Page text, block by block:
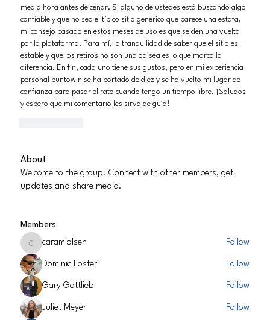
media hora antes de cenar. Si alguno de ustedes está buscando algo
confiable y que no sea el típico sitio genérico que parece una estafa,
mi consejo basado en estos meses de uso es que se den una vuelta
por la plataforma. Para mí, la tranquilidad de saber que el sitio es
estable y que los retiros no son una odisea es lo que marca la
diferencia. En fin, cada uno tiene sus gustos, pero en mi experiencia
personal puntowin se ha portado de diez y se ha vuelto mi lugar de
confianza para pasar el rato cuando tengo un tiempo libre. ¡Saludos
y espero que mi comentario les sirva de guía!
About
Welcome to the group! Connect with other members, get
updates and share media.
Members
caramiolsen
caramiolsen Follow
Dominic Foster Follow
Gary Gottlieb Follow
Juliet Meyer Follow